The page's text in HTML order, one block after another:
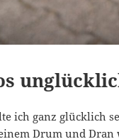
ich ganz glücklich
Drum und